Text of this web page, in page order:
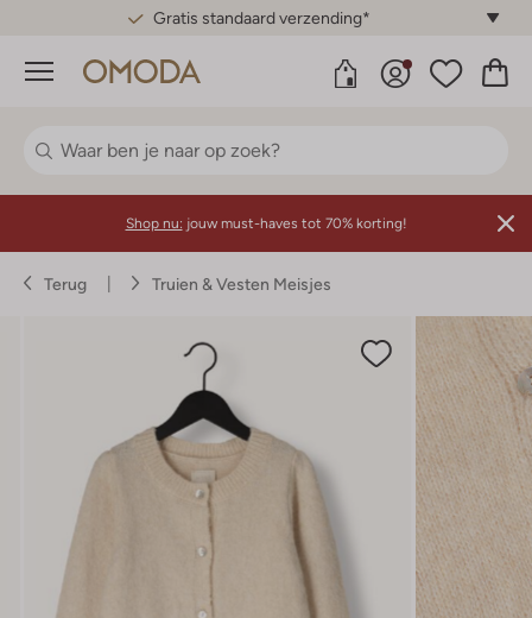
Gratis standaard verzending*
Menu
Shop nu: jouw must-haves tot 70% korting!
Terug Truien & Vesten Meisjes